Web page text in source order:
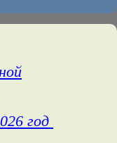
год